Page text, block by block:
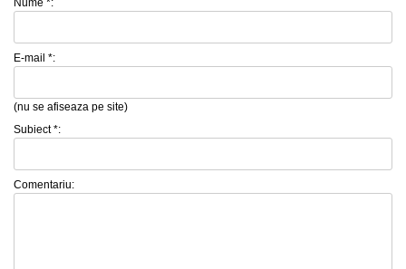
E-mail *:
(nu se afiseaza pe site)
Subiect *:
Comentariu: